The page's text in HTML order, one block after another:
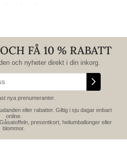
FÅ 10 % RABATT
och nyheter direkt i din inkorg.
nya prenumeranter.
eller rabatter. Giltig i sju dagar enbart
online.
presentkort, heliumballonger eller
blommor.